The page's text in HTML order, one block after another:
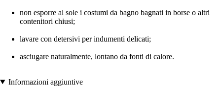
non esporre al sole i costumi da bagno bagnati in borse o altri
contenitori chiusi;
lavare con detersivi per indumenti delicati;
asciugare naturalmente, lontano da fonti di calore.
Informazioni aggiuntive